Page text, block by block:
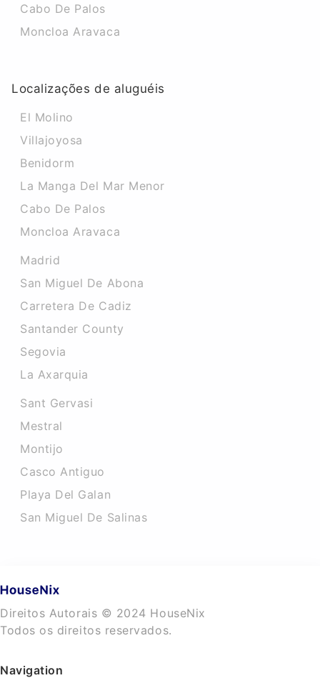
Cabo De Palos
Moncloa Aravaca
Localizações de aluguéis
El Molino
Villajoyosa
Benidorm
La Manga Del Mar Menor
Cabo De Palos
Moncloa Aravaca
Madrid
San Miguel De Abona
Carretera De Cadiz
Santander County
Segovia
La Axarquia
Sant Gervasi
Mestral
Montijo
Casco Antiguo
Playa Del Galan
San Miguel De Salinas
Direitos Autorais © 2024 HouseNix
Todos os direitos reservados.
Navigation